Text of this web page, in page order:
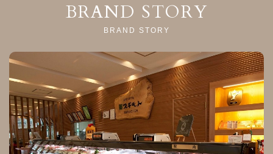
BRAND STORY
BRAND STORY